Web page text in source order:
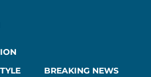
BREAKING NEWS